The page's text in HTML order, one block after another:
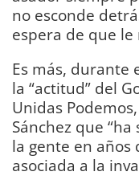
no esconde
espera de que le
Es más, durante
la “actitud” del
Unidas
Sánchez que
la gente en años
asociada a la